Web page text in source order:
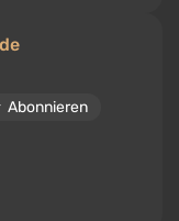
Abonnieren